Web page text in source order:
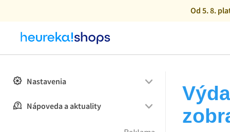
Od 5. 8.
Nastavenia
Nápoveda a aktuality